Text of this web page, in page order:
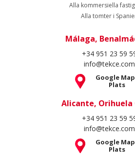
Alla kommersiella
Alla tomter i
Málaga,
+34 951 23 59
info@tekce.com
Google
Plats
Alicante, Orihuela
+34 951 23 59
info@tekce.com
Google
Plats